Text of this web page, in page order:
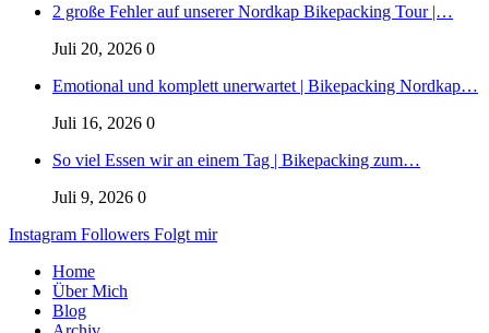
2 große Fehler auf unserer Nordkap Bikepacking Tour |…
Juli 20, 2026 0
Emotional und komplett unerwartet | Bikepacking Nordkap…
Juli 16, 2026 0
So viel Essen wir an einem Tag | Bikepacking zum…
Juli 9, 2026 0
Instagram Followers Folgt mir
Home
Über Mich
Blog